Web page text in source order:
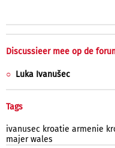
Discussieer mee op de
Luka Ivanušec
Tags
ivanusec kroatie armenie
majer wales